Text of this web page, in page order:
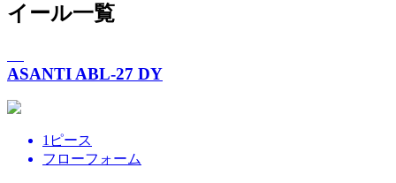
イール一覧
ASANTI ABL-27 DY
1ピース
フローフォーム